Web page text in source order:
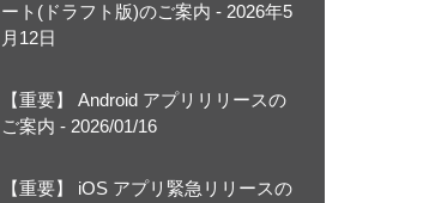
ート(ドラフト版)のご案内 - 2026年5
月12日
【重要】 Android アプリリリースの
ご案内 - 2026/01/16
【重要】 iOS アプリ緊急リリースの